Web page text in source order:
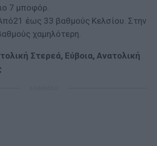
7 μποφόρ.
έως 33 βαθμούς Κελσίου. Στην
χαμηλότερη.
Στερεά, Εύβοια, Ανατολική